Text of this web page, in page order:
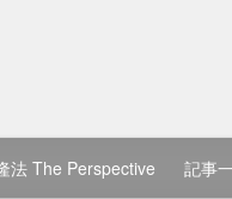
法 The Perspective 記事